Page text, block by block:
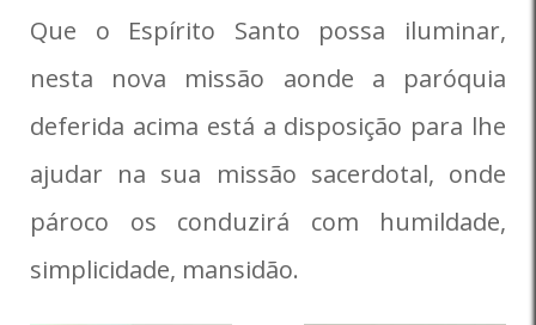
Que o Espírito Santo possa iluminar,
nesta nova missão aonde a paróquia
deferida acima está a disposição para lhe
ajudar na sua missão sacerdotal, onde
pároco os conduzirá com humildade,
simplicidade, mansidão.